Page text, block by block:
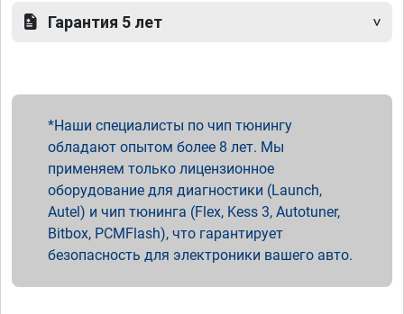
Гарантия 5 лет
Наши специалисты по чип тюнингу
обладают опытом более 8 лет. Мы
применяем только лицензионное
оборудование для диагностики (Launch,
Autel) и чип тюнинга (Flex, Kess 3, Autotuner,
Bitbox, PCMFlash), что гарантирует
безопасность для электроники вашего авто.